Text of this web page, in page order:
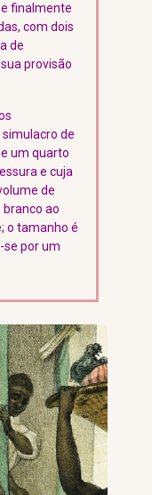
finalmente
com dois
de
provisão
de
um quarto
e cuja
de
branco ao
o tamanho é
se por um